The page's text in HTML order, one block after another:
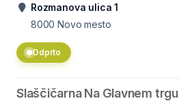
Rozmanova ulica 1
8000 Novo mesto
Odprto
Slaščičarna Na Glavnem trgu